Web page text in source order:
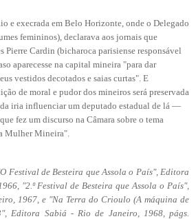
e execrada em Belo Horizonte, onde o Delegado
femininos), declarava aos jornais que
Pierre Cardin (bicharoca parisiense responsável
aparecesse na capital mineira "para dar
vestidos decotados e saias curtas". E
de moral e pudor dos mineiros será preservada
iria influenciar um deputado estadual de lá —
fez um discurso na Câmara sobre o tema
Mulher Mineira".
Festival de Besteira que Assola o País", Editora
"2.º Festival de Besteira que Assola o País",
1967, e "Na Terra do Crioulo (A máquina de
Editora Sabiá - Rio de Janeiro, 1968, págs.